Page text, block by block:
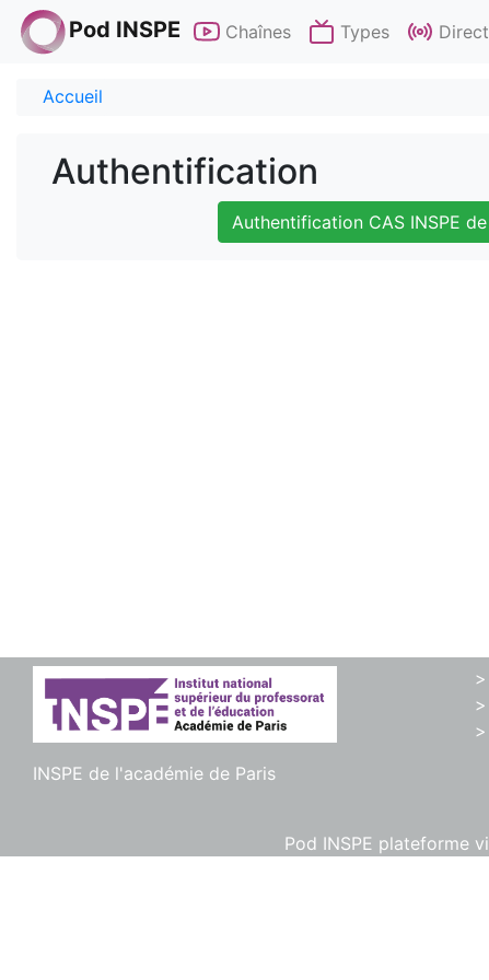
Pod INSPE Chaînes Types
Accueil
Authentification
Authentification CAS INSPE
INSPE de l'académie de Paris
Pod INSPE plateforme